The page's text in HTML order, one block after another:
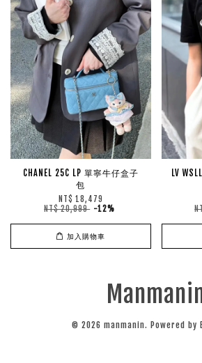
CHANEL 25C LP 單寧牛仔盒子
包
NT$ 18,479
NT$ 20,999 -12%
加入購物車
LV
© 2026 manmanin. Powered by